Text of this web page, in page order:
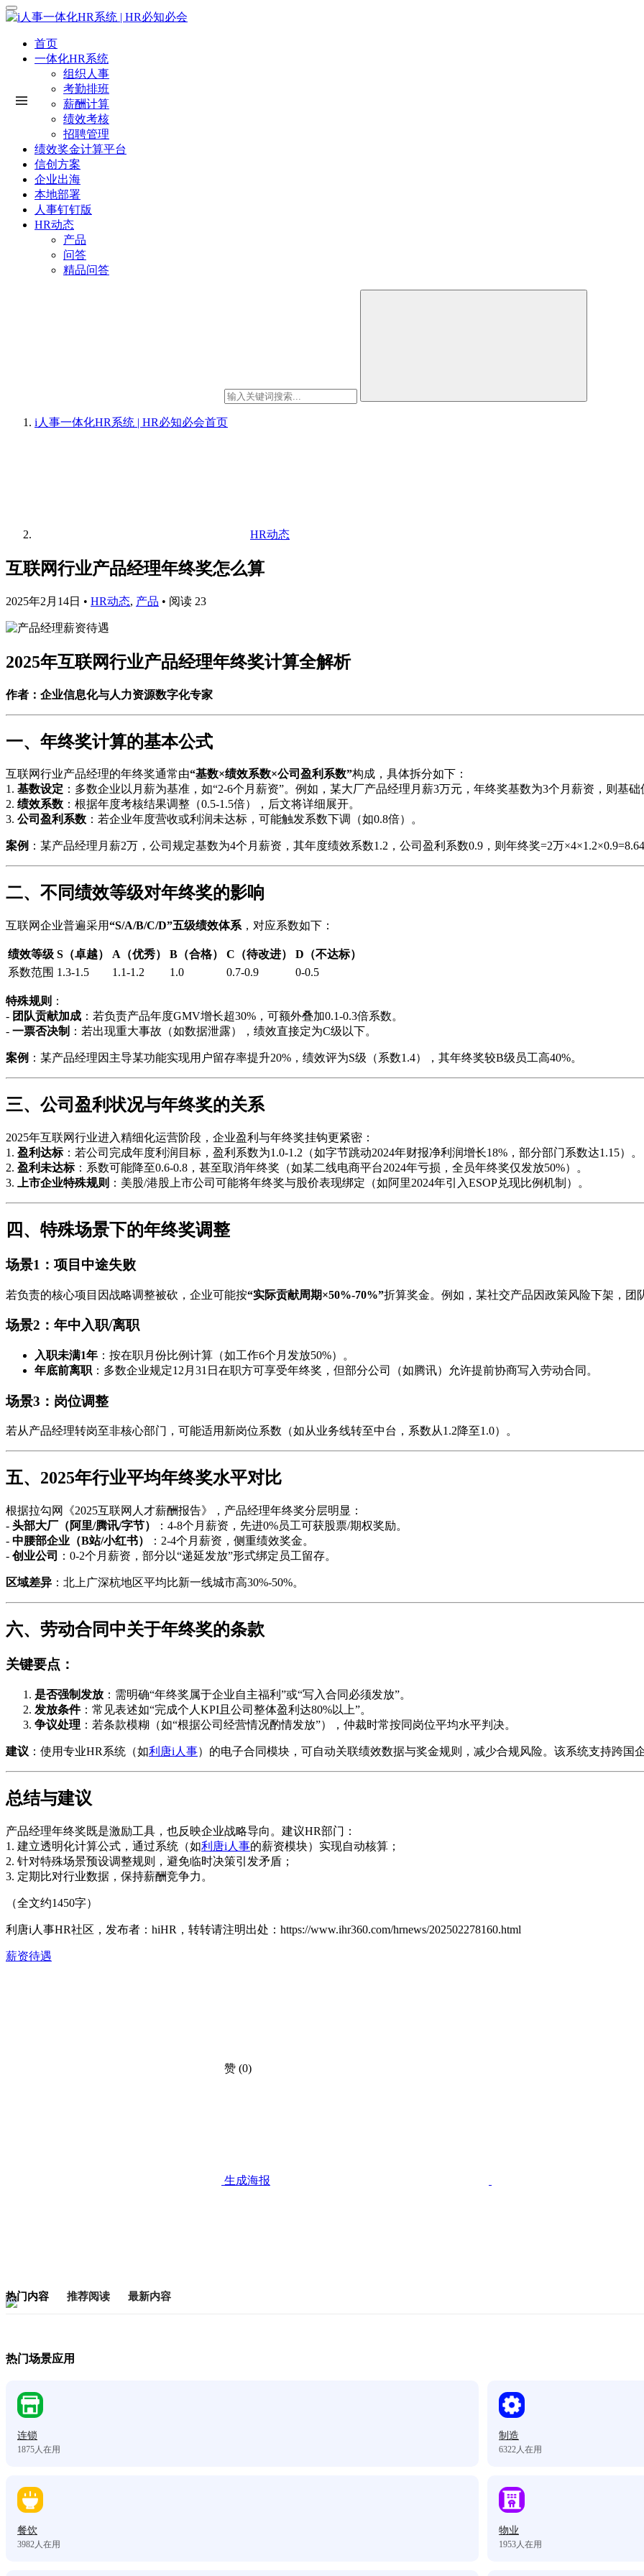
首页
一体化HR系统
组织人事
考勤排班
薪酬计算
绩效考核
招聘管理
绩效奖金计算平台
信创方案
企业出海
本地部署
人事钉钉版
HR动态
产品
问答
精品问答
i人事一体化HR系统 | HR必知必会首页
HR动态
互联网行业产品经理年终奖怎么算
2025年2月14日 • HR动态, 产品 • 阅读 23
2025年互联网行业产品经理年终奖计算全解析
作者：企业信息化与人力资源数字化专家
一、年终奖计算的基本公式
互联网行业产品经理的年终奖通常由“基数×绩效系数×公司盈利系数”构成，具体拆分如下：
1. 基数设定 ：多数企业以月薪为基准，如“2-6个月薪资”。例如，某大厂产品经理月薪3万元，年终奖基数为3个月薪资，则基础
2. 绩效系数 ：根据年度考核结果调整（0.5-1.5倍），后文将详细展开。
3. 公司盈利系数 ：若企业年度营收或利润未达标，可能触发系数下调（如0.8倍）。
案例 ：某产品经理月薪2万，公司规定基数为4个月薪资，其年度绩效系数1.2，公司盈利系数0.9，则年终奖=2万×4×1.2×0.9=8.64
二、不同绩效等级对年终奖的影响
互联网企业普遍采用“S/A/B/C/D”五级绩效体系 ，对应系数如下：
绩效等级 S（卓越） A（优秀） B（合格） C（待改进）
D（不达标）
系数范围 1.3-1.5 1.1-1.2 1.0 0.7-0.9 0-0.5
特殊规则 ：
- 团队贡献加成 ：若负责产品年度GMV增长超30%，可额外叠加0.1-0.3倍系数。
- 一票否决制 ：若出现重大事故（如数据泄露），绩效直接定为C级以下。
案例 ：某产品经理因主导某功能实现用户留存率提升20%，绩效评为S级（系数1.4），其年终奖较B级员工高40%。
三、公司盈利状况与年终奖的关系
2025年互联网行业进入精细化运营阶段，企业盈利与年终奖挂钩更紧密：
1. 盈利达标：若公司完成年度利润目标，盈利系数为1.0-1.2（如字节跳动2024年财报净利润增长18%，部分部门系数达1.15）。
2. 盈利未达标：系数可能降至0.6-0.8，甚至取消年终奖（如某二线电商平台2024年亏损，全员年终奖仅发放50%）。
3.
上市企业特殊规则 ：美股/港股上市公司可能将年终奖与股价表现绑定（如阿里2024年引入ESOP兑现比例机制）。
四、特殊场景下的年终奖调整
场景1：项目中途失败
若负责的核心项目因战略调整被砍，企业可能按“实际贡献周期×50%-70%”折算奖金。例如，某社交产品因政策风险下架，团
场景2：年中入职/离职
入职未满1年 ：按在职月份比例计算（如工作6个月发放50%）。
年底前离职 ：多数企业规定12月31日在职方可享受年终奖，但部分公司（如腾讯）允许提前协商写入劳动合同。
场景3：岗位调整
若从产品经理转岗至非核心部门，可能适用新岗位系数（如从业务线转至中台，系数从1.2降至1.0）。
五、2025年行业平均年终奖水平对比
根据拉勾网《2025互联网人才薪酬报告》，产品经理年终奖分层明显：
- 头部大厂（阿里/腾讯/字节）
：4-8个月薪资，先进0%员工可获股票/期权奖励。
- 中腰部企业（B站/小红书）
：2-4个月薪资，侧重绩效奖金。
- 创业公司 ：0-2个月薪资，部分以“递延发放”形式绑定员工留存。
区域差异 ：北上广深杭地区平均比新一线城市高30%-50%。
六、劳动合同中关于年终奖的条款
关键要点：
是否强制发放 ：需明确“年终奖属于企业自主福利”或“写入合同必须发放”。
发放条件：常见表述如“完成个人KPI且公司整体盈利达80%以上”。
争议处理 ：若条款模糊（如“根据公司经营情况酌情发放”），仲裁时常按同岗位平均水平判决。
建议 ：使用专业HR系统（如利唐i人事）的电子合同模块，可自动关联绩效数据与奖金规则，减少合规风险。该系统支持跨国
总结与建议
产品经理年终奖既是激励工具，也反映企业战略导向。建议HR部门：
1. 建立透明化计算公式，通过系统（如利唐i人事的薪资模块）实现自动核算；
2. 针对特殊场景预设调整规则，避免临时决策引发矛盾；
3. 定期比对行业数据，保持薪酬竞争力。
（全文约1450字）
利唐i人事HR社区，发布者：hiHR，转转请注明出处： https://www.ihr360.com/hrnews/202502278160.html
薪资待遇
赞 (0)
生成海报
热门内容 推荐阅读 最新内容
热门场景应用
连锁
1875 人在用
制造
6322 人在用
餐饮
3982 人在用
物业
1953 人在用